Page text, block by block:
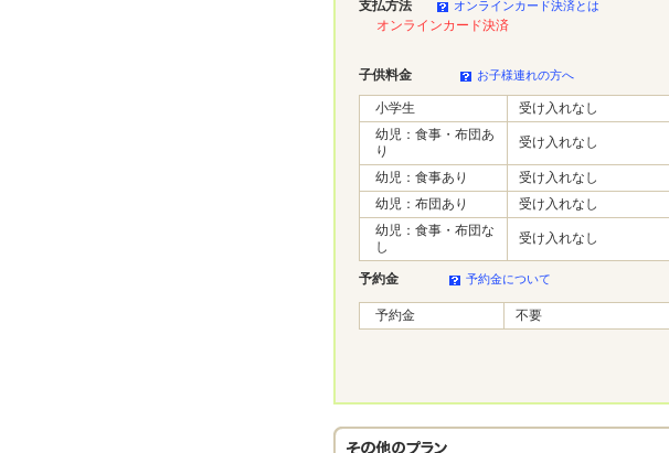
支払方法 オンラインカード決済とは
オンラインカード決済
子供料金 お子様連れの方へ
小学生
受け入れなし
幼児：食事・布団あ
り
受け入れなし
幼児：食事あり
受け入れなし
幼児：布団あり
受け入れなし
幼児：食事・布団な
し
受け入れなし
予約金 予約金について
予約金 不要